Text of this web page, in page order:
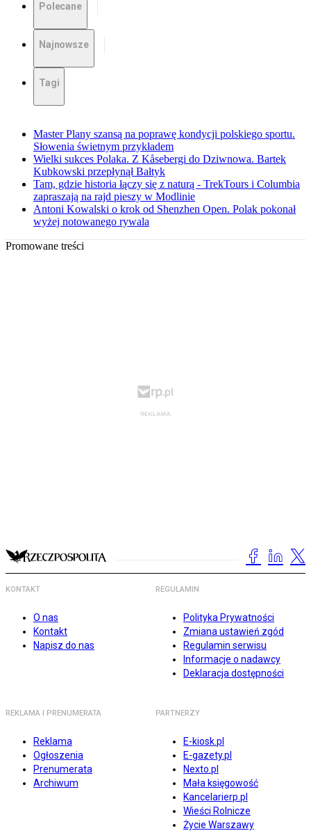
Polecane
Najnowsze
Tagi
Master Plany szansą na poprawę kondycji polskiego sportu.
Słowenia świetnym przykładem
Wielki sukces Polaka. Z Kåsebergi do Dziwnowa. Bartek
Kubkowski przepłynął Bałtyk
Tam, gdzie historia łączy się z naturą - TrekTours i Columbia
zapraszają na rajd pieszy w Modlinie
Antoni Kowalski o krok od Shenzhen Open. Polak pokonał
wyżej notowanego rywala
Promowane treści
KONTAKT
O nas
Kontakt
Napisz do nas
REGULAMIN
Polityka Prywatności
Zmiana ustawień zgód
Regulamin serwisu
Informacje o nadawcy
Deklaracja dostępności
REKLAMA I PRENUMERATA
Reklama
Ogłoszenia
Prenumerata
Archiwum
PARTNERZY
E-kiosk.pl
E-gazety.pl
Nexto.pl
Mała księgowość
Kancelarierp.pl
Wieści Rolnicze
Życie Warszawy